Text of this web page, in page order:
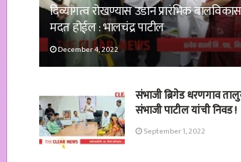
दिव्यांगत्व रोखण्यास उडान प्रारंभिक
मदत होईल : भालचंद्र पाटील
December 4, 2022
संभाजी ब्रिगेड धरणगाव
संभाजी पाटील यांची निवड !
September 1, 2022